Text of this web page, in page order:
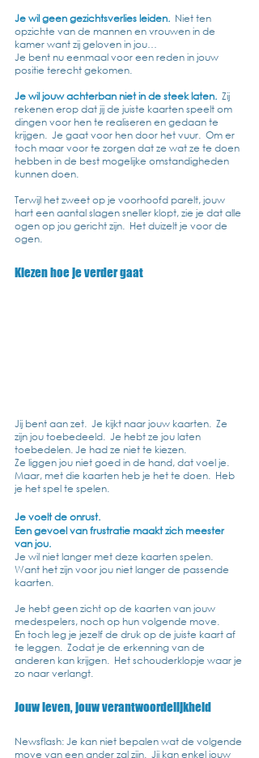
Je wil geen gezichtsverlies leiden. Niet ten
opzichte van de mannen en vrouwen in de
kamer want zij geloven in jou…
Je bent nu eenmaal voor een reden in jouw
positie terecht gekomen.
Je wil jouw achterban niet in de steek laten.
  Zij
rekenen erop dat jij de juiste kaarten speelt om
dingen voor hen te realiseren en gedaan te
krijgen.  Je gaat voor hen door het vuur.  Om er
toch maar voor te zorgen dat ze wat ze te doen
hebben in de best mogelijke omstandigheden
kunnen doen.
Terwijl het zweet op je voorhoofd parelt, jouw
hart een aantal slagen sneller klopt, zie je dat alle
ogen op jou gericht zijn.  Het duizelt je voor de
ogen.
Kiezen hoe je verder gaat
Jij bent aan zet.  Je kijkt naar jouw kaarten.  Ze
zijn jou toebedeeld.  Je hebt ze jou laten
toebedelen. Je had ze niet te kiezen.
Ze liggen jou niet goed in de hand, dat voel je.
Maar, met die kaarten heb je het te doen.  Heb
je het spel te spelen.
Je voelt de onrust.
Een gevoel van frustratie maakt zich meester
van jou.
Je wil niet langer met deze kaarten spelen.
Want het zijn voor jou niet langer de passende
kaarten.
Je hebt geen zicht op de kaarten van jouw
medespelers, noch op hun volgende move.
En toch leg je jezelf de druk op de juiste kaart af
te leggen.  Zodat je de erkenning van de
anderen kan krijgen.  Het schouderklopje waar je
zo naar verlangt.
Jouw leven, jouw verantwoordelijkheid
Newsflash: Je kan niet bepalen wat de volgende
move van een ander zal zijn.  Jij kan enkel jouw